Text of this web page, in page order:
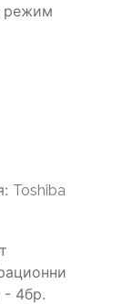
режим
Toshiba
- 4бр.